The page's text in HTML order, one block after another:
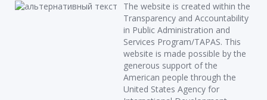
The website is created within the
Transparency and Accountability
in Public Administration and
Services Program/TAPAS. This
website is made possible by the
generous support of the
American people through the
United States Agency for